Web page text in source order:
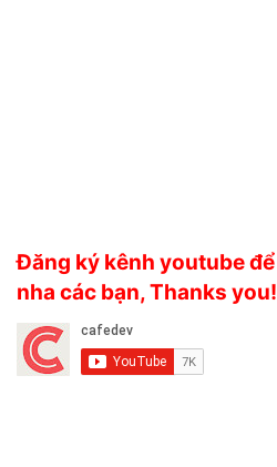
Đăng ký kênh youtube
nha các bạn, Thanks you!